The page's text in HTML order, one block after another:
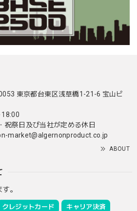
東京都台東区浅草橋1-21-6 宝山ビ
18:00
祝祭日及び当社が定める休日
market@algernonproduct.co.jp
ABOUT
。
クレジットカード キャリア決済